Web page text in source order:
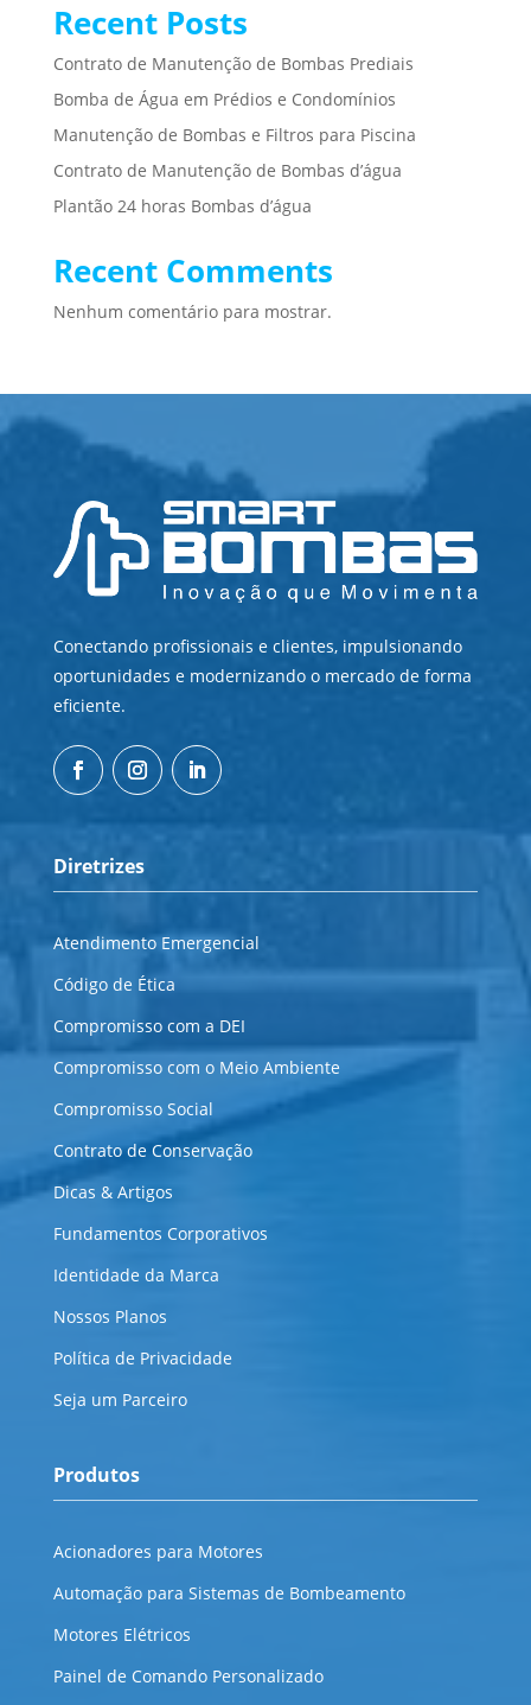
Recent Posts
Contrato de Manutenção de Bombas Prediais
Bomba de Água em Prédios e Condomínios
Manutenção de Bombas e Filtros para Piscina
Contrato de Manutenção de Bombas d’água
Plantão 24 horas Bombas d’água
Recent Comments
Nenhum comentário para mostrar.
Conectando profissionais e clientes, impulsionando
oportunidades e modernizando o mercado de forma
eficiente.
Diretrizes
Atendimento Emergencial
Código de Ética
Compromisso com a DEI
Compromisso com o Meio Ambiente
Compromisso Social
Contrato de Conservação
Dicas & Artigos
Fundamentos Corporativos
Identidade da Marca
Nossos Planos
Política de Privacidade
Seja um Parceiro
Produtos
Acionadores para Motores
Automação para Sistemas de Bombeamento
Motores Elétricos
Painel de Comando Personalizado